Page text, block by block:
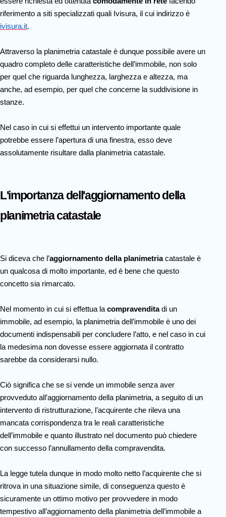
riferimento a siti specializzati quali Ivisura, il cui indirizzo è
ivisura.it.
Attraverso la planimetria catastale è dunque possibile avere un
quadro completo delle caratteristiche dell’immobile, non solo
per quel che riguarda lunghezza, larghezza e altezza, ma
anche, ad esempio, per quel che concerne la suddivisione in
stanze.
Nel caso in cui si effettui un intervento importante quale
potrebbe essere l’apertura di una finestra, esso deve
assolutamente risultare dalla planimetria catastale.
L'importanza dell'aggiornamento della
planimetria catastale
Si diceva che l’aggiornamento della planimetriacatastale è
un qualcosa di molto importante, ed è bene che questo
concetto sia rimarcato.
Nel momento in cui si effettua la compravenditadi un
immobile, ad esempio, la planimetria dell’immobile è uno dei
documenti indispensabili per concludere l’atto, e nel caso in cui
la medesima non dovesse essere aggiornata il contratto
sarebbe da considerarsi nullo.
Ciò significa che se si vende un immobile senza aver
provveduto all’aggiornamento della planimetria, a seguito di un
intervento di ristrutturazione, l’acquirente che rileva una
mancata corrispondenza tra le reali caratteristiche
dell’immobile e quanto illustrato nel documento può chiedere
con successo l’annullamento della compravendita.
La legge tutela dunque in modo molto netto l’acquirente che si
ritrova in una situazione simile, di conseguenza questo è
sicuramente un ottimo motivo per provvedere in modo
tempestivo all’aggiornamento della planimetria dell’immobile a